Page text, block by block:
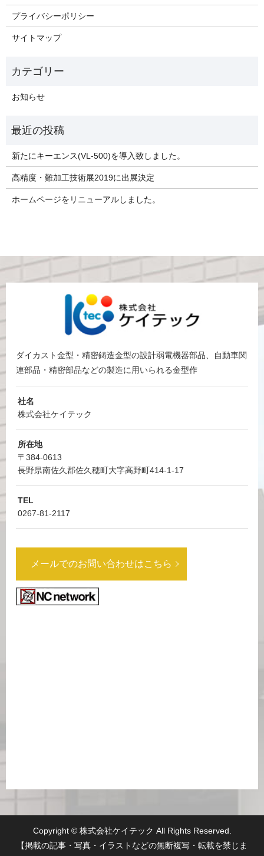
プライバシーポリシー
サイトマップ
お知らせ
新たにキーエンス(VL-500)を導入致しました。
高精度・難加工技術展2019に出展決定
ホームページをリニューアルしました。
ダイカスト金型・精密鋳造金型の設計弱電機器部品、
自動車関
連部品・精密部品などの製造に用いられる金型作
社名
株式会社ケイテック
所在地
〒384-0613
長野県南佐久郡佐久穂町大字高野町414-1-17
TEL
0267-81-2117
メールでのお問い合わせはこちら
Copyright © 株式会社ケイテック All Rights Reserved.
【掲載の記事・写真・イラストなどの無断複写・転載を禁じま